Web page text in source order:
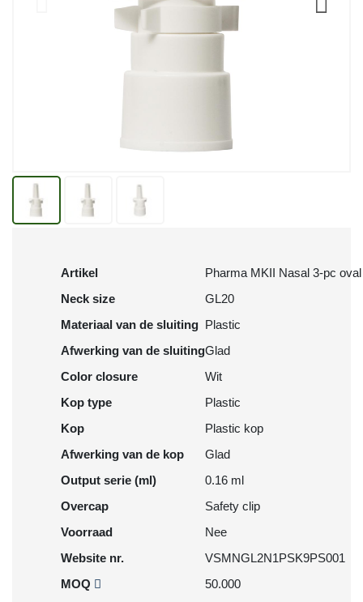
Artikel
Pharma MKII Nasal 3-pc oval
Neck size
GL20
Materiaal van de sluiting Plastic
Afwerking van de sluitingGlad
Color closure
Wit
Kop type
Plastic
Kop
Plastic kop
Afwerking van de kop
Glad
Output serie (ml)
0.16 ml
Overcap
Safety clip
Voorraad
Nee
Website nr.
VSMNGL2N1PSK9PS001
MOQ
50.000